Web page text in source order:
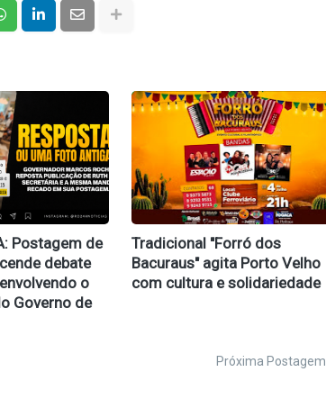
Postagem de
debate
o
Governo de
Tradicional "Forró dos
Bacuraus" agita Porto Velho
com cultura e solidariedade
Próxima Postagem